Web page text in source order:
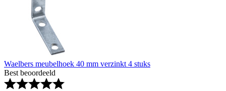
Waelbers meubelhoek 40 mm verzinkt 4 stuks
Best beoordeeld